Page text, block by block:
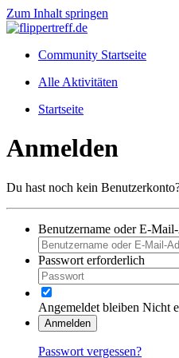
Zum Inhalt springen
Community Startseite
Alle Aktivitäten
Startseite
Anmelden
Du hast noch kein
Benutzername oder E-
Passwort erforderlich
Angemeldet bleiben Nicht
Anmelden
Passwort vergessen?